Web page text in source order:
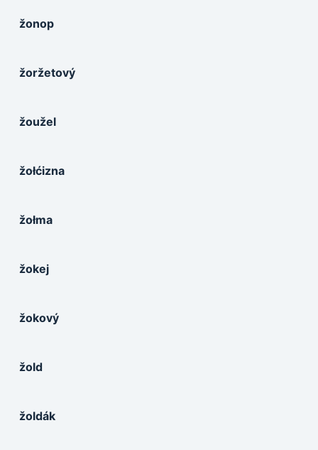
žonop
žoržetový
žoužel
žołćizna
žołma
žokej
žokový
žold
žoldák